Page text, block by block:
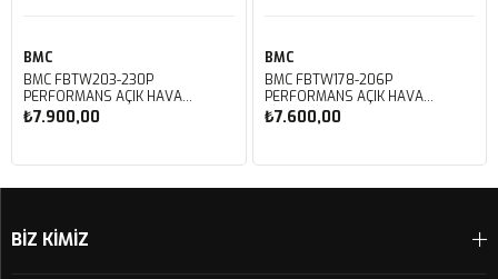
BMC
BMC FBTW203-230P
PERFORMANS AÇIK HAVA
FİLTRESİ
₺7.900,00
BMC
BMC FBTW178-206P
PERFORMANS AÇIK HAVA
FİLTRESİ
₺7.600,00
BİZ KİMİZ